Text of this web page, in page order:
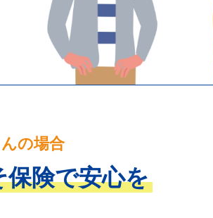
の場合
険で安心を